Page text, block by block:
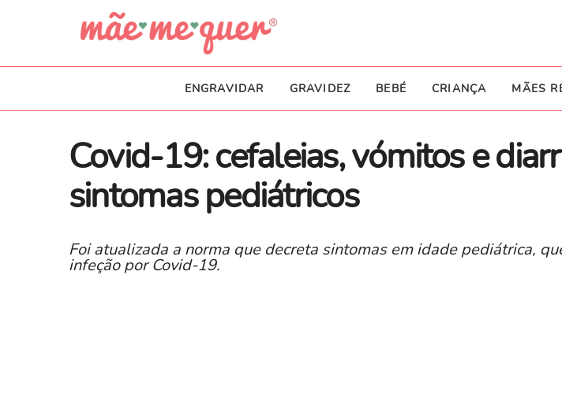
ENGRAVIDAR GRAVIDEZ BEBÉ CRIANÇA MÃES
Covid-19: cefaleias, vómitos e
sintomas pediátricos
Foi atualizada a norma que decreta sintomas em idade pediátrica,
infeção por Covid-19.